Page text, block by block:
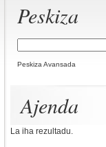
Peskiza
Peskiza Avansada
Ajenda
La iha rezultadu.